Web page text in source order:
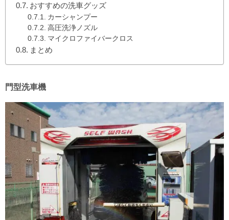
おすすめの洗車グッズ
カーシャンプー
高圧洗浄ノズル
マイクロファイバークロス
まとめ
門型洗車機